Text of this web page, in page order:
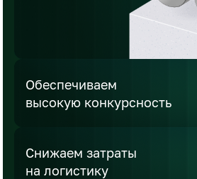
Обеспечиваем
высокую конкурсность
Снижаем затраты
на логистику